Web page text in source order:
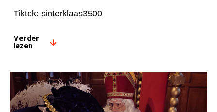
Tiktok: sinterklaas3500
Verder
lezen